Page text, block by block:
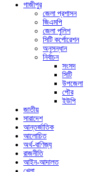
গাজীপুর
জেলা প্রশাসন
জিএমপি
জেলা পুলিশ
সিটি কর্পোরেশন
অনুসন্ধান
নির্বাচন
সংসদ
সিটি
উপজেলা
পৌর
ইউপি
জাতীয়
সারাদেশ
আন্তর্জাতিক
আলোচিত
অর্থ-বাণিজ্য
রাজনীতি
আইন-আদালত